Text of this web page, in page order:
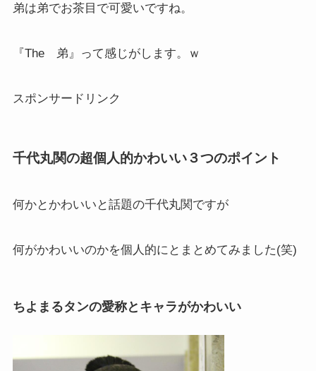
弟は弟でお茶目で可愛いですね。
『The 弟』って感じがします。ｗ
スポンサードリンク
千代丸関の超個人的かわいい３つのポイント
何かとかわいいと話題の千代丸関ですが
何がかわいいのかを個人的にとまとめてみました(笑)
ちよまるタンの愛称とキャラがかわいい